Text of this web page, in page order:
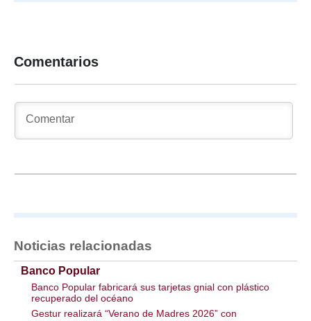
Comentarios
Noticias relacionadas
Banco Popular
Banco Popular fabricará sus tarjetas gnial con plástico
recuperado del océano
Gestur realizará “Verano de Madres 2026” con